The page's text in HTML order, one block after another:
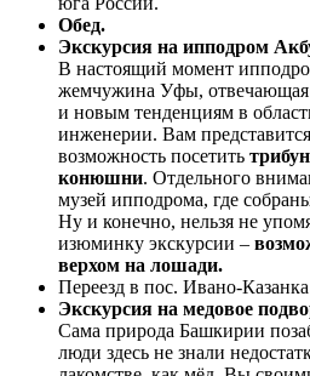
Обед.
Экскурсия на ипподром
В настоящий момент
жемчужина Уфы, отвечающая
и новым тенденциям в
инженерии. Вам
возможность посетить
конюшни. Отдельного
музей ипподрома, где
Ну и конечно, нельзя не
изюминку экскурсии –
верхом на лошади.
Переезд в пос. Ивано-
Экскурсия на медовое
Сама природа Башкирии
люди здесь не знали